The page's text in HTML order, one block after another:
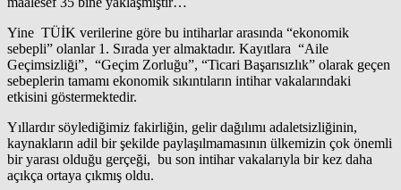
Yine TÜİK verilerine göre bu intiharlar arasında “ekonomik
sebepli” olanlar 1. Sırada yer almaktadır. Kayıtlara “Aile
Geçimsizliği”, “Geçim Zorluğu”, “Ticari Başarısızlık” olarak geçen
sebeplerin tamamı ekonomik sıkıntıların intihar vakalarındaki
etkisini göstermektedir.
Yıllardır söylediğimiz fakirliğin, gelir dağılımı adaletsizliğinin,
kaynakların adil bir şekilde paylaşılmamasının ülkemizin çok önemli
bir yarası olduğu gerçeği, bu son intihar vakalarıyla bir kez daha
açıkça ortaya çıkmış oldu.